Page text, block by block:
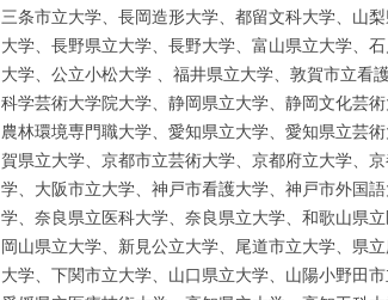
三条市立大学、長岡造形大学、都留文科大学、山
大学、長野県立大学、長野大学、富山県立大学、
大学、公立小松大学 、福井県立大学、敦賀市立看
科学芸術大学院大学、静岡県立大学、静岡文化芸
農林環境専門職大学、愛知県立大学、愛知県立芸
賀県立大学、京都市立芸術大学、京都府立大学、
学、大阪市立大学、神戸市看護大学、神戸市外国
学、奈良県立医科大学、奈良県立大学、和歌山県
岡山県立大学、新見公立大学、尾道市立大学、県
大学、下関市立大学、山口県立大学、山陽小野田